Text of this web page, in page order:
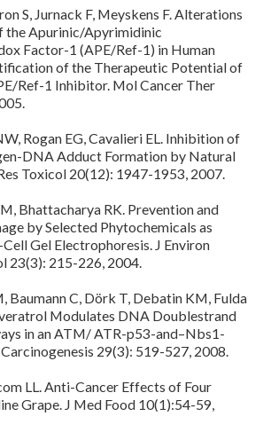
S, Jurnack F, Meyskens F. Alterations
the Apurinic/Apyrimidinic
Factor-1 (APE/Ref-1) in Human
of the Therapeutic Potential of
Ref-1 Inhibitor. Mol Cancer Ther
Rogan EG, Cavalieri EL. Inhibition of
DNA Adduct Formation by Natural
Toxicol 20(12): 1947-1953, 2007.
Bhattacharya RK. Prevention and
by Selected Phytochemicals as
Gel Electrophoresis. J Environ
23(3): 215-226, 2004.
Baumann C, Dörk T, Debatin KM, Fulda
Modulates DNA Doublestrand
in an ATM/ ATR-p53-and–Nbs1-
29(3): 519-527, 2008.
LL. Anti-Cancer Effects of Four
Grape. J Med Food 10(1):54-59,